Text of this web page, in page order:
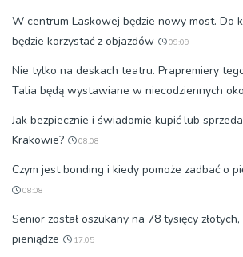
W centrum Laskowej będzie nowy most. Do
będzie korzystać z objazdów
09:09
Nie tylko na deskach teatru. Prapremiery
Talia będą wystawiane w niecodziennych
Jak bezpiecznie i świadomie kupić lub
Krakowie?
08:08
Czym jest bonding i kiedy pomoże zadbać o
08:08
Senior został oszukany na 78 tysięcy
pieniądze
17:05